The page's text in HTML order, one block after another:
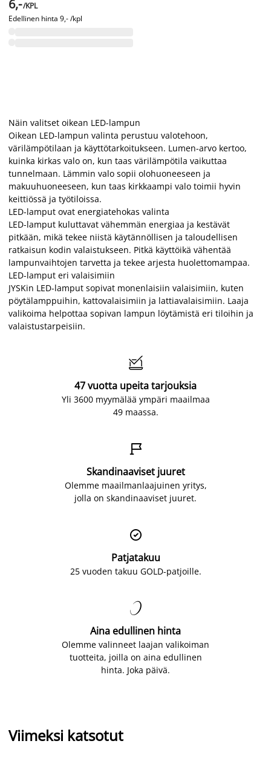
6,-/KPL
Edellinen hinta 9,- /kpl
Näin valitset oikean LED-lampun
Oikean LED-lampun valinta perustuu valotehoon,
värilämpötilaan ja käyttötarkoitukseen. Lumen-arvo kertoo,
kuinka kirkas valo on, kun taas värilämpötila vaikuttaa
tunnelmaan. Lämmin valo sopii olohuoneeseen ja
makuuhuoneeseen, kun taas kirkkaampi valo toimii hyvin
keittiössä ja työtiloissa.
LED-lamput ovat energiatehokas valinta
LED-lamput kuluttavat vähemmän energiaa ja kestävät
pitkään, mikä tekee niistä käytännöllisen ja taloudellisen
ratkaisun kodin valaistukseen. Pitkä käyttöikä vähentää
lampunvaihtojen tarvetta ja tekee arjesta huolettomampaa.
LED-lamput eri valaisimiin
JYSKin LED-lamput sopivat monenlaisiin valaisimiin, kuten
pöytälamppuihin, kattovalaisimiin ja lattiavalaisimiin. Laaja
valikoima helpottaa sopivan lampun löytämistä eri tiloihin ja
valaistustarpeisiin.

47 vuotta upeita tarjouksia
Yli 3600 myymälää ympäri maailmaa
49 maassa.

Skandinaaviset juuret
Olemme maailmanlaajuinen yritys,
jolla on skandinaaviset juuret.

Patjatakuu
25 vuoden takuu GOLD-patjoille.

Aina edullinen hinta
Olemme valinneet laajan valikoiman
tuotteita, joilla on aina edullinen
hinta. Joka päivä.
Viimeksi katsotut